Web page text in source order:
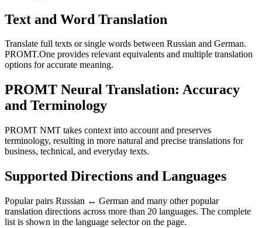
Text and Word Translation
Translate full texts or single words between Russian and German.
PROMT.One provides relevant equivalents and multiple translation
options for accurate meaning.
PROMT Neural Translation: Accuracy
and Terminology
PROMT NMT takes context into account and preserves
terminology, resulting in more natural and precise translations for
business, technical, and everyday texts.
Supported Directions and Languages
Popular pairs Russian ↔ German and many other popular
translation directions across more than 20 languages. The complete
list is shown in the language selector on the page.